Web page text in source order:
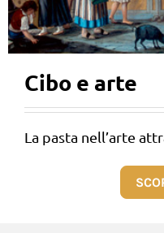
Cibo e arte
La pasta nell’arte